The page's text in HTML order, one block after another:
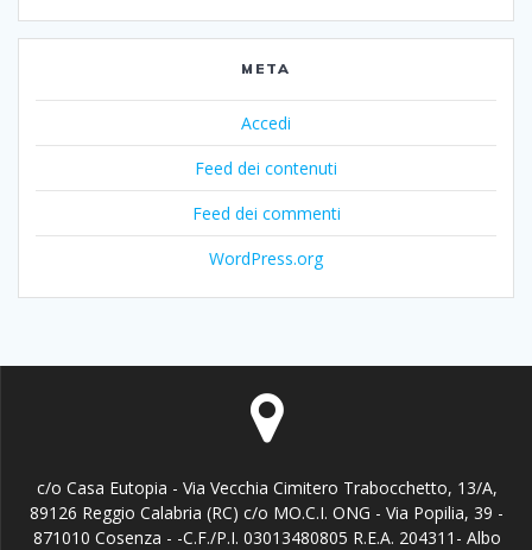
META
Accedi
Feed dei contenuti
Feed dei commenti
WordPress.org
c/o Casa Eutopia - Via Vecchia Cimitero Trabocchetto, 13/A,
89126 Reggio Calabria (RC) c/o MO.C.I. ONG - Via Popilia, 39 -
871010 Cosenza - -C.F./P.I. 03013480805 R.E.A. 204311- Albo